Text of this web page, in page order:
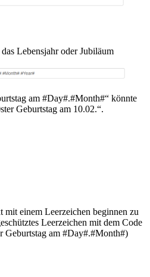
Lebensjahr oder Jubiläum
am #Day#.#Month#“ könnte
Geburtstag am 10.02.“.
mit einem Leerzeichen beginnen zu
Leerzeichen mit dem Code
Geburtstag am #Day#.#Month#)